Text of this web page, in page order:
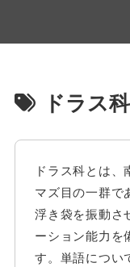
ドラス科
ドラス科とは
マズ目の一群で
浮き袋を振動さ
ーション能力を
す。単語につい